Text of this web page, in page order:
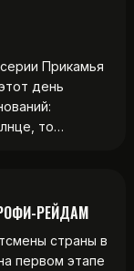
Прикамья
день
то…
РЕЙДАМ
страны в
первом этапе